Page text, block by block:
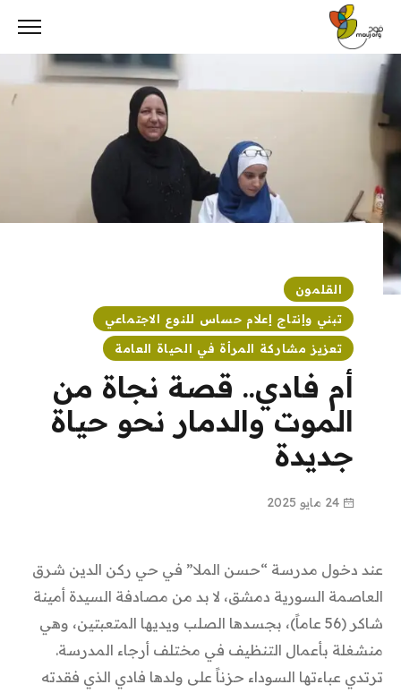
content
القلمون
تبني وإنتاج إعلام حساس للنوع الاجتماعي
تعزيز مشاركة المرأة في الحياة العامة
أم فادي.. قصة نجاة من
الموت والدمار نحو حياة
جديدة
24 مايو 2025
عند دخول مدرسة “حسن الملا” في حي ركن الدين شرق
العاصمة السورية دمشق، لا بد من مصادفة السيدة أمينة
شاكر (56 عاماً)، بجسدها الصلب ويديها المتعبتين، وهي
منشغلة بأعمال التنظيف في مختلف أرجاء المدرسة.
ترتدي عباءتها السوداء حزناً على ولدها فادي الذي فقدته